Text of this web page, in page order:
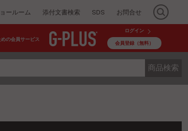
ールーム 添付文書検索 SDS お問合せ
の会員サービス
ログイン
会員登録（無料）
商品検索